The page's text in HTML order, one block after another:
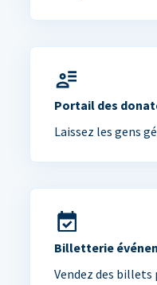
Portail des
Laissez les gens
Billetterie
Vendez des